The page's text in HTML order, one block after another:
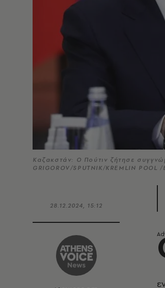
Καζακστάν: Ο Πούτιν ζήτησε
GRIGOROV/SPUTNIK/KREMLIN POOL /
28.12.2024, 15:12